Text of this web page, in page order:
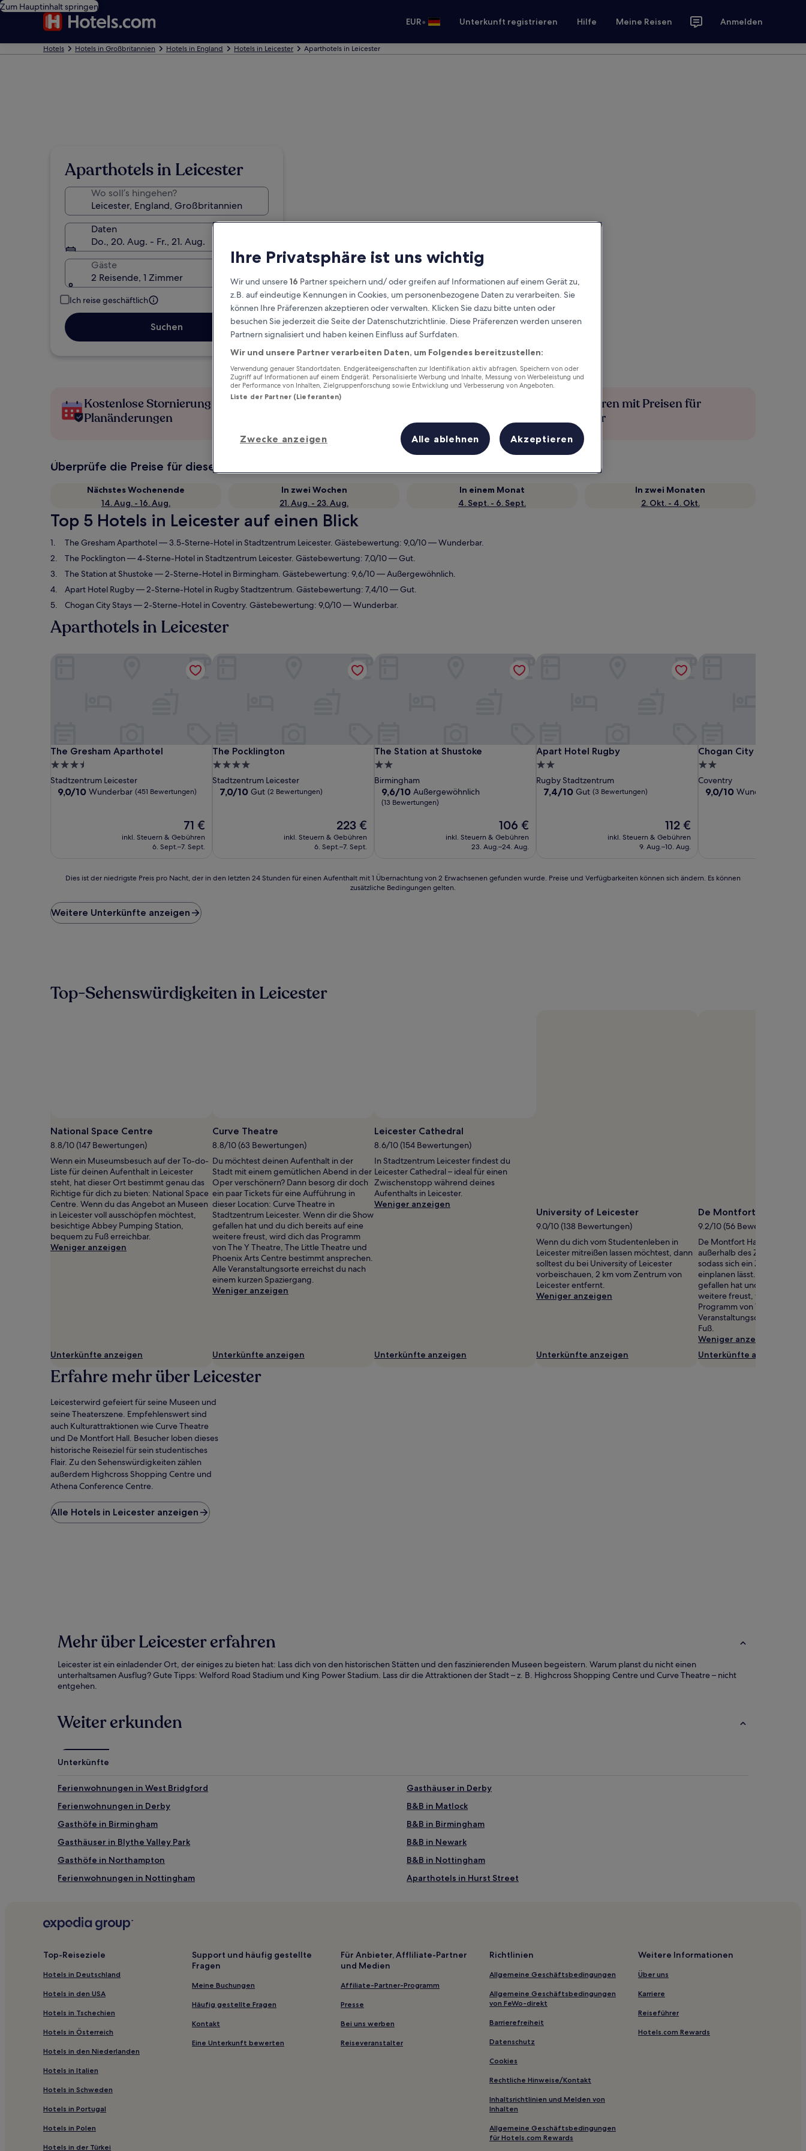
Zum Hauptinhalt springen
EUR• Unterkunft registrieren Hilfe Meine Reisen Anmelden
Hotels Hotels in Großbritannien Hotels in England Hotels in Leicester Aparthotels in Leicester
Aparthotels in Leicester
Wo soll’s hingehen?
Daten
Do., 20. Aug. - Fr., 21. Aug.
Gäste
2 Reisende, 1 Zimmer
Ich reise geschäftlich
Suchen
Kostenlose Stornierung bei
Planänderungen
Verdiene Prämien für jede
Mehr sparen mit Preisen für
Mitglieder
Überprüfe die Preise für diese Daten
Nächstes Wochenende
14. Aug. - 16. Aug.
In zwei Wochen
21. Aug. - 23. Aug.
In einem Monat
4. Sept. - 6. Sept.
In zwei Monaten
2. Okt. - 4. Okt.
Top 5 Hotels in Leicester auf einen Blick
The Gresham Aparthotel— 3.5-Sterne-Hotel in Stadtzentrum Leicester. Gästebewertung: 9,0/10 — Wunderbar.
The Pocklington— 4-Sterne-Hotel in Stadtzentrum Leicester. Gästebewertung: 7,0/10 — Gut.
The Station at Shustoke— 2-Sterne-Hotel in Birmingham. Gästebewertung: 9,6/10 — Außergewöhnlich.
Apart Hotel Rugby— 2-Sterne-Hotel in Rugby Stadtzentrum. Gästebewertung: 7,4/10 — Gut.
Chogan City Stays— 2-Sterne-Hotel in Coventry. Gästebewertung: 9,0/10 — Wunderbar.
Aparthotels in Leicester
The Gresham Aparthotel
The Gresham Aparthotel
3.5-
Sterne-
Unterkunft
Stadtzentrum Leicester
9.0
9,0/10 Wunderbar (451 Bewertungen)
Der
Preis
beträgt
71 €
inkl. Steuern & Gebühren
6. Sept.–7. Sept.
The Pocklington
The Pocklington
4.0-
Sterne-
Unterkunft
Stadtzentrum Leicester
7.0
7,0/10 Gut (2 Bewertungen)
Der
Preis
beträgt
223 €
inkl. Steuern & Gebühren
6. Sept.–7. Sept.
The Station at Shustoke
The Station at Shustoke
2.0-
Sterne-
Unterkunft
Birmingham
9.6
von
9,6/10 Außergewöhnlich
(13 Bewertungen)
Der
Preis
beträgt
106 €
inkl. Steuern & Gebühren
23. Aug.–24. Aug.
Apart Hotel Rugby
Apart Hotel Rugby
2.0-
Sterne-
Unterkunft
Rugby Stadtzentrum
7.4
7,4/10 Gut (3 Bewertungen)
Der
Preis
beträgt
112 €
inkl. Steuern & Gebühren
9. Aug.–10. Aug.
Chogan City Stays
Chogan City Stays
2.0-
Sterne-
Unterkunft
Coventry
9.0
9,0/10 Wunderbar
der
niedrigste
Preis
letzten
24 Stunden
Verfügbarkeiten
können
sich
ändern.
Es
können
zusätzliche
Bedingungen
gelten.
Dies ist der niedrigste Preis pro Nacht, der in den letzten 24 Stunden für einen Aufenthalt mit 1 Übernachtung von 2 Erwachsenen gefunden wurde. Preise und Verfügbarkeiten können sich ändern. Es können
zusätzliche Bedingungen gelten.
Weitere Unterkünfte anzeigen
Top-Sehenswürdigkeiten in Leicester
National Space Centre
8.8/10 (147 Bewertungen)
Wenn ein Museumsbesuch auf der To-do-
Liste für deinen Aufenthalt in Leicester
steht, hat dieser Ort bestimmt genau das
Richtige für dich zu bieten: National Space
Centre. Wenn du das Angebot an Museen
in Leicester voll ausschöpfen möchtest,
besichtige Abbey Pumping Station,
bequem zu Fuß erreichbar.
Weniger anzeigen
Unterkünfte anzeigen
Curve Theatre
8.8/10 (63 Bewertungen)
Du möchtest deinen Aufenthalt in der
Stadt mit einem gemütlichen Abend in der
Oper verschönern? Dann besorg dir doch
ein paar Tickets für eine Aufführung in
dieser Location: Curve Theatre in
Stadtzentrum Leicester. Wenn dir die Show
gefallen hat und du dich bereits auf eine
weitere freust, wird dich das Programm
von The Y Theatre, The Little Theatre und
Phoenix Arts Centre bestimmt ansprechen.
Alle Veranstaltungsorte erreichst du nach
einem kurzen Spaziergang.
Weniger anzeigen
Unterkünfte anzeigen
Leicester Cathedral
8.6/10 (154 Bewertungen)
In Stadtzentrum Leicester findest du
Leicester Cathedral – ideal für einen
Zwischenstopp während deines
Aufenthalts in Leicester.
Weniger anzeigen
Unterkünfte anzeigen
University of Leicester
9.0/10 (138 Bewertungen)
Wenn du dich vom Studentenleben in
Leicester mitreißen lassen möchtest, dann
solltest du bei University of Leicester
vorbeischauen, 2 km vom Zentrum von
Leicester entfernt.
Weniger anzeigen
Unterkünfte anzeigen
De Montfort Hall
9.2/10 (56 Bewertungen)
De Montfort Hall befindet
außerhalb des Zentrums
sodass sich ein
einplanen lässt. Wenn dir
gefallen hat und du dich
weitere freust, wirf einen
Programm von The Y
Veranstaltungsort erreichst
Fuß.
Weniger anzeigen
Unterkünfte anzeigen
Erfahre mehr über Leicester
Leicesterwird gefeiert für seine Museen und
seine Theaterszene. Empfehlenswert sind
auch Kulturattraktionen wie Curve Theatre
und De Montfort Hall. Besucher loben dieses
historische Reiseziel für sein studentisches
Flair. Zu den Sehenswürdigkeiten zählen
außerdem Highcross Shopping Centre und
Athena Conference Centre.
Alle Hotels in Leicester anzeigen
Mehr über Leicester erfahren
Leicester ist ein einladender Ort, der einiges zu bieten hat: Lass dich von den historischen Stätten und den faszinierenden Museen begeistern. Warum planst du nicht einen
unterhaltsamen Ausflug? Gute Tipps: Welford Road Stadium und King Power Stadium. Lass dir die Attraktionen der Stadt – z. B. Highcross Shopping Centre und Curve Theatre – nicht
entgehen.
Weiter erkunden
Unterkünfte
Ferienwohnungen in West Bridgford
Gasthäuser in Derby
Ferienwohnungen in Derby
B&B in Matlock
Gasthöfe in Birmingham
B&B in Birmingham
Gasthäuser in Blythe Valley Park
B&B in Newark
Gasthöfe in Northampton
B&B in Nottingham
Ferienwohnungen in Nottingham
Aparthotels in Hurst Street
Earl Shilton: Hotels
Hotels nahe Coventry Cathedral
Oakham Hotels
Hotels nahe Lyddington Bede House
Orton-On-The-Hill: Hotels
Hotels nahe Beacon Hill Country Park
Hotels nahe Coventry University
Aylestone Hotels
Hotels nahe Fermyn Woods Country Park
Harlaston Hotels
Barrow upon Trent Hotels
Stoneleigh Park Hotels
Hotels nahe National Space Centre
Hotels nahe Woolsthorpe Manor
Old Hotels
Top-Reiseziele
Hotels in Deutschland
Hotels in den USA
Hotels in Tschechien
Hotels in Österreich
Hotels in den Niederlanden
Hotels in Italien
Hotels in Schweden
Hotels in Portugal
Hotels in Polen
Hotels in der Türkei
Support und häufig gestellte
Fragen
Meine Buchungen
Häufig gestellte Fragen
Kontakt
Eine Unterkunft bewerten
Für Anbieter, Affliliate-Partner
und Medien
Affiliate-Partner-Programm
Presse
Bei uns werben
Reiseveranstalter
Richtlinien
Allgemeine Geschäftsbedingungen
Allgemeine Geschäftsbedingungen
von FeWo-direkt
Barrierefreiheit
Datenschutz
Cookies
Rechtliche Hinweise/Kontakt
Inhaltsrichtlinien und Melden von
Inhalten
Allgemeine Geschäftsbedingungen
für Hotels.com Rewards
Weitere Informationen
Über uns
Karriere
Reiseführer
Hotels.com Rewards
Ihre Privatsphäre ist uns wichtig
Wir und unsere16 Partner speichern und/ oder greifen auf Informationen auf einem Gerät zu,
z.B. auf eindeutige Kennungen in Cookies, um personenbezogene Daten zu verarbeiten. Sie
können Ihre Präferenzen akzeptieren oder verwalten. Klicken Sie dazu bitte unten oder
besuchen Sie jederzeit die Seite der Datenschutzrichtlinie. Diese Präferenzen werden unseren
Partnern signalisiert und haben keinen Einfluss auf Surfdaten.
Wir und unsere Partner verarbeiten Daten, um Folgendes bereitzustellen:
Verwendung genauer Standortdaten. Endgeräteeigenschaften zur Identifikation aktiv abfragen. Speichern von oder
Zugriff auf Informationen auf einem Endgerät. Personalisierte Werbung und Inhalte, Messung von Werbeleistung und
der Performance von Inhalten, Zielgruppenforschung sowie Entwicklung und Verbesserung von Angeboten.
Liste der Partner (Lieferanten)
Zwecke anzeigen Alle ablehnen Akzeptieren